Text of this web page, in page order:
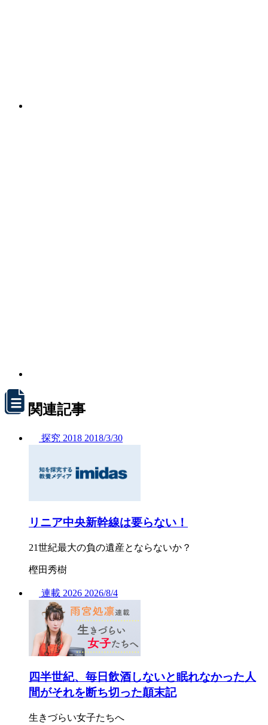
関連記事
探究 2018 2018/3/30
リニア中央新幹線は要らない！
21世紀最大の負の遺産とならないか？
樫田秀樹
連載 2026 2026/8/4
四半世紀、毎日飲酒しないと眠れなかった人
間がそれを断ち切った顛末記
生きづらい女子たちへ